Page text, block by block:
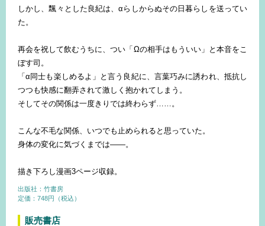
しかし、飄々とした良紀は、αらしからぬその日暮らしを送ってい
た。
再会を祝して飲むうちに、つい「Ωの相手はもういい」と本音をこ
ぼす司。
「α同士も楽しめるよ」と言う良紀に、言葉巧みに誘われ、抵抗し
つつも快感に翻弄されて激しく抱かれてしまう。
そしてその関係は一度きりでは終わらず……。
こんな不毛な関係、いつでも止められると思っていた。
身体の変化に気づくまでは――。
描き下ろし漫画3ページ収録。
出版社：竹書房
定価：748円（税込）
販売書店